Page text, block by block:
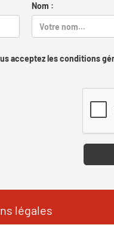
Nom :
acceptez les conditions
légales